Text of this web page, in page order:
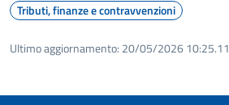
Tributi, finanze e contravvenzioni
Ultimo aggiornamento: 20/05/2026 10:25.11